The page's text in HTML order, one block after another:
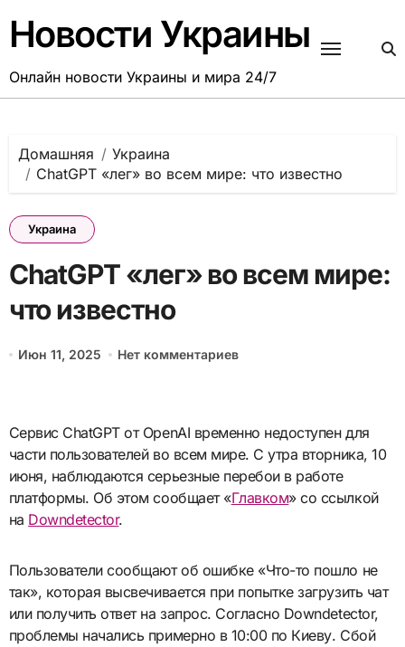
содержанию
Новости Украины
Онлайн новости Украины и мира 24/7
Домашняя
Украина
ChatGPT «лег» во всем мире: что известно
Украина
ChatGPT «лег» во всем мире:
что известно
Июн 11, 2025 Нет комментариев
Сервис ChatGPT от OpenAI временно недоступен для
части пользователей во всем мире. С утра вторника, 10
июня, наблюдаются серьезные перебои в работе
платформы. Об этом сообщает «Главком» со ссылкой
на Downdetector.
Пользователи сообщают об ошибке «Что-то пошло не
так», которая высвечивается при попытке загрузить чат
или получить ответ на запрос. Согласно Downdetector,
проблемы начались примерно в 10:00 по Киеву. Сбой